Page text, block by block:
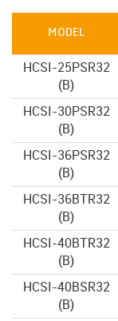
MODEL
HCSI-25PSR32
(B)
HCSI-30PSR32
(B)
HCSI-36PSR32
(B)
HCSI-36BTR32
(B)
HCSI-40BTR32
(B)
HCSI-40BSR32
(B)